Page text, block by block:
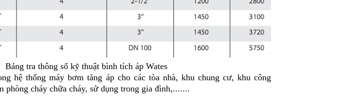
Bảng tra thông số kỹ thuật bình tích áp Wates
hệ thống máy bơm tăng áp cho các tòa nhà, khu chung cư, khu công
phòng cháy chữa cháy, sử dụng trong gia đình,.......